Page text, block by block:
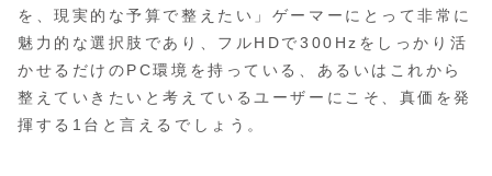
を、現実的な予算で整えたい」ゲーマーにとって非常に
魅力的な選択肢であり、フルHDで300Hzをしっかり活
かせるだけのPC環境を持っている、あるいはこれから
整えていきたいと考えているユーザーにこそ、真価を発
揮する1台と言えるでしょう。